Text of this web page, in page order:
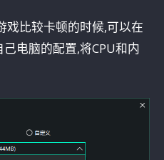
戏比较卡顿的时候,可以在
电脑的配置,将CPU和内